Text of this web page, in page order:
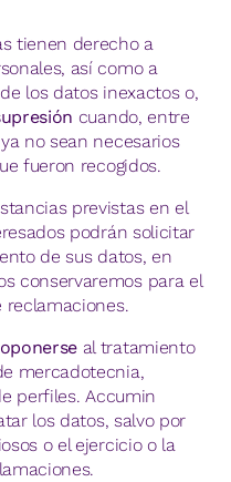
tienen derecho a
así como a
de los datos inexactos o,
cuando, entre
no sean necesarios
fueron recogidos.
previstas en el
podrán solicitar
de sus datos, en
conservaremos para el
reclamaciones.
oponerse al tratamiento
mercadotecnia,
perfiles. Accumin
los datos, salvo por
o el ejercicio o la